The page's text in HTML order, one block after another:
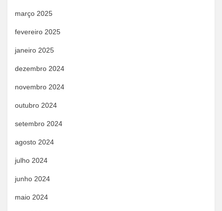
março 2025
fevereiro 2025
janeiro 2025
dezembro 2024
novembro 2024
outubro 2024
setembro 2024
agosto 2024
julho 2024
junho 2024
maio 2024